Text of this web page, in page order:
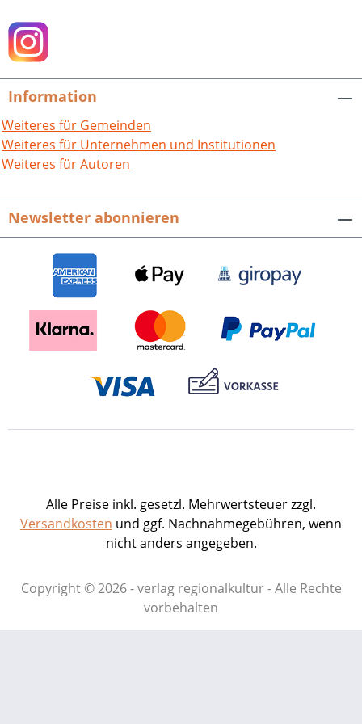
Information
Weiteres für Gemeinden
Weiteres für Unternehmen und Institutionen
Weiteres für Autoren
Newsletter abonnieren
Alle Preise inkl. gesetzl. Mehrwertsteuer zzgl.
Versandkosten und ggf. Nachnahmegebühren, wenn
nicht anders angegeben.
Copyright © 2026 - verlag regionalkultur - Alle Rechte
vorbehalten